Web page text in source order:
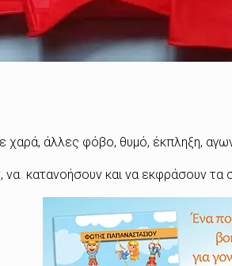
άλλες φόβο, θυμό, έκπληξη,
να κατανοήσουν και να εκφράσουν τα